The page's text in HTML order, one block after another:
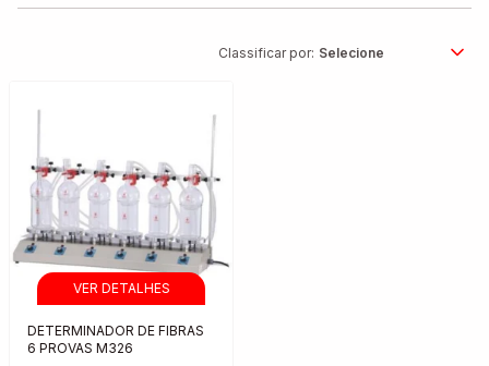
Classificar por:
DETERMINADOR DE FIBRAS
6 PROVAS M326